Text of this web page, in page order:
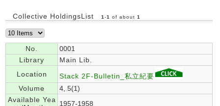
Collective HoldingsList 1 -1 of about 1
No.
0001
Library
Main Lib.
Location
Stack 2F-Bulletin_私立紀要
Volume
4, 5(1)
Available Yea
1957-1958